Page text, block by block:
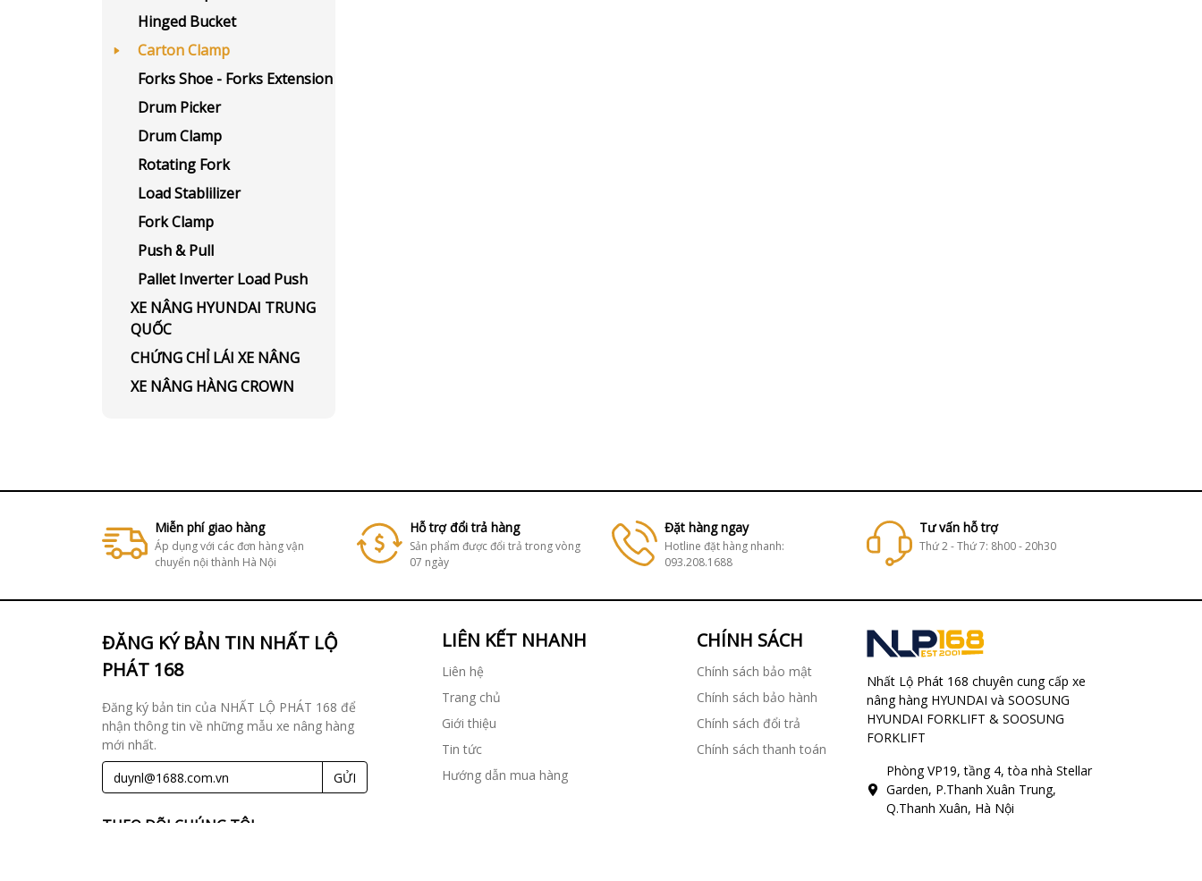
Hinged Bucket
Carton Clamp
Forks Shoe - Forks Extension
Drum Picker
Drum Clamp
Rotating Fork
Load Stablilizer
Fork Clamp
Push & Pull
Pallet Inverter Load Push
XE NÂNG HYUNDAI TRUNG
QUỐC
CHỨNG CHỈ LÁI XE NÂNG
XE NÂNG HÀNG CROWN
Miễn phí giao hàng
Áp dụng với các đơn hàng vận
chuyển nội thành Hà Nội
Hỗ trợ đổi trả hàng
Sản phẩm được đổi trả trong vòng
07 ngày
Đặt hàng ngay
Hotline đặt hàng nhanh:
093.208.1688
Tư vấn hỗ trợ
Thứ 2 - Thứ 7: 8h00 - 20h30
ĐĂNG KÝ BẢN TIN NHẤT LỘ
PHÁT 168
Đăng ký bản tin của NHẤT LỘ PHÁT 168 để
nhận thông tin về những mẫu xe nâng hàng
mới nhất.
GỬI
THEO DÕI CHÚNG TÔI
LIÊN KẾT NHANH
Liên hệ
Trang chủ
Giới thiệu
Tin tức
Hướng dẫn mua hàng
CHÍNH SÁCH
Chính sách bảo mật
Chính sách bảo hành
Chính sách đổi trả
Chính sách thanh toán
Nhất Lộ Phát 168 chuyên cung cấp xe
nâng hàng HYUNDAI và SOOSUNG
HYUNDAI FORKLIFT & SOOSUNG
FORKLIFT
Phòng VP19, tầng 4, tòa nhà Stellar
Garden, P.Thanh Xuân Trung,
Q.Thanh Xuân, Hà Nội